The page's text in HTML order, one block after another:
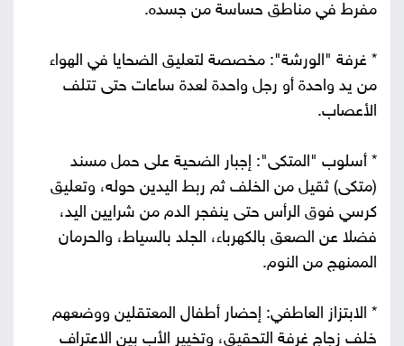
مفرط في مناطق حساسة من جسده.
* غرفة "الورشة": مخصصة لتعليق الضحايا في الهواء
من يد واحدة أو رجل واحدة لعدة ساعات حتى تتلف
الأعصاب.
* أسلوب "المتكى": إجبار الضحية على حمل مسند
(متكى) ثقيل من الخلف ثم ربط اليدين حوله، وتعليق
كرسي فوق الرأس حتى ينفجر الدم من شرايين اليد،
فضلا عن الصعق بالكهرباء، الجلد بالسياط، والحرمان
الممنهج من النوم.
* الابتزاز العاطفي: إحضار أطفال المعتقلين ووضعهم
خلف زجاج غرفة التحقيق، وتخيير الأب بين الاعتراف